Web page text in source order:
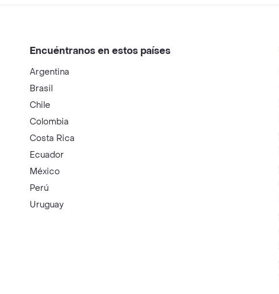
Encuéntranos en estos países
Argentina
Brasil
Chile
Colombia
Costa Rica
Ecuador
México
Perú
Uruguay